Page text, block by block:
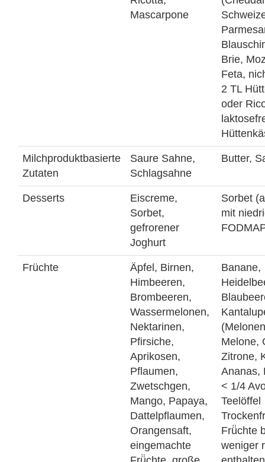
Mascarpone
Brie,
Feta,
2 TL
oder
Milchproduktbasierte
Zutaten
Saure Sahne,
Schlagsahne
Butter,
Desserts
Eiscreme,
Sorbet,
gefrorener
Joghurt
Sorbet
mit
Früchte
Äpfel, Birnen,
Himbeeren,
Brombeeren,
Wassermelonen,
Nektarinen,
Pfirsiche,
Aprikosen,
Pflaumen,
Zwetschgen,
Mango, Papaya,
Dattelpflaumen,
Orangensaft,
eingemachte
Banane,
Melone,
Zitrone,
Ananas,
< 1/4
Teelöffel
Frü̈chte
weniger